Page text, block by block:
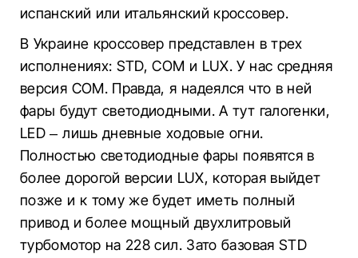
испанский или итальянский кроссовер.
В Украине кроссовер представлен в трех
исполнениях: STD, СОМ и LUX. У нас средняя
версия COM. Правда, я надеялся что в ней
фары будут светодиодными. А тут галогенки,
LED – лишь дневные ходовые огни.
Полностью светодиодные фары появятся в
более дорогой версии LUX, которая выйдет
позже и к тому же будет иметь полный
привод и более мощный двухлитровый
турбомотор на 228 сил. Зато базовая STD